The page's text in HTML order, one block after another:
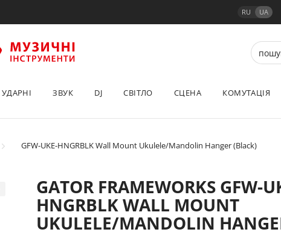
RU UA
УДАРНІ ЗВУК DJ СВІТЛО СЦЕНА КОМУТАЦІЯ
GFW-UKE-HNGRBLK Wall Mount Ukulele/Mandolin Hanger (Black)
GATOR FRAMEWORKS GFW-
HNGRBLK WALL MOUNT
UKULELE/MANDOLIN